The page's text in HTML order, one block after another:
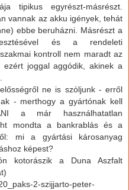
tipikus egyrészt-másrészt.
vannak az akku igények, tehát
ebbe beruházni. Másrészt a
és a rendeleti
kontroll nem maradt az
ezért joggal aggódik, akinek a
ne is szóljunk - erről
- merthogy a gyártónak kell
a már használhatatlan
mondta a bankrablás és a
mi a gyártási károsanyag
képest?
kotorászik a Duna Aszfalt
2-szijjarto-peter-